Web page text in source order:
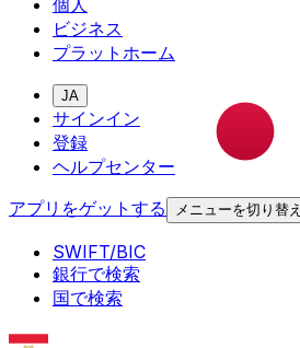
個人
ビジネス
プラットホーム
JA
サインイン
登録
ヘルプセンター
アプリをゲットする
メニューを切り替え
SWIFT/BIC
銀行で検索
国で検索